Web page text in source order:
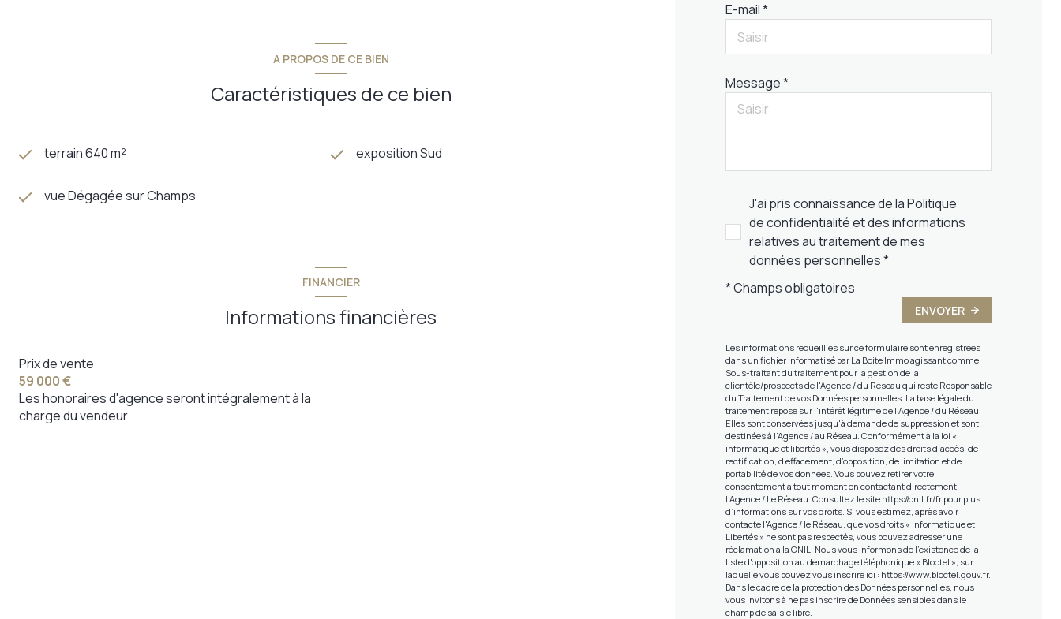
A PROPOS DE CE BIEN
Caractéristiques de ce bien
terrain 640 m² exposition Sud
vue Dégagée sur Champs
FINANCIER
Informations financières
Prix de vente
59 000 €
Les honoraires d'agence seront intégralement à la
charge du vendeur
E-mail *
Message *
J'ai pris connaissance de la Politique
de confidentialité et des informations
relatives au traitement de mes
données personnelles *
* Champs obligatoires
ENVOYER
Les informations recueillies sur ce formulaire sont enregistrées
dans un fichier informatisé par La Boite Immo agissant comme
Sous-traitant du traitement pour la gestion de la
clientèle/prospects de l'Agence / du Réseau qui reste Responsable
du Traitement de vos Données personnelles. La base légale du
traitement repose sur l'intérêt légitime de l'Agence / du Réseau.
Elles sont conservées jusqu'à demande de suppression et sont
destinées à l'Agence / au Réseau. Conformément à la loi «
informatique et libertés », vous disposez des droits d’accès, de
rectification, d’effacement, d’opposition, de limitation et de
portabilité de vos données. Vous pouvez retirer votre
consentement à tout moment en contactant directement
l’Agence / Le Réseau. Consultez le site https://cnil.fr/frpour plus
d’informations sur vos droits. Si vous estimez, après avoir
contacté l'Agence / le Réseau, que vos droits « Informatique et
Libertés » ne sont pas respectés, vous pouvez adresser une
réclamation à la CNIL. Nous vous informons de l’existence de la
liste d'opposition au démarchage téléphonique « Bloctel », sur
laquelle vous pouvez vous inscrire ici : https://www.bloctel.gouv.fr.
Dans le cadre de la protection des Données personnelles, nous
vous invitons à ne pas inscrire de Données sensibles dans le
champ de saisie libre.